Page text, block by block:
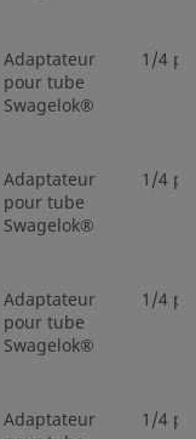
Adaptateur
pour tube
Swagelok®
1/4 po
Adaptateur
pour tube
Swagelok®
1/4 po
Adaptateur
pour tube
Swagelok®
1/4 po
Adaptateur
1/4 po